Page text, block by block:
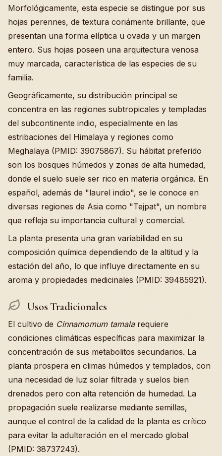
Morfológicamente, esta especie se distingue por sus
hojas perennes, de textura coriámente brillante, que
presentan una forma elíptica u ovada y un margen
entero. Sus hojas poseen una arquitectura venosa
muy marcada, característica de las especies de su
familia.
Geográficamente, su distribución principal se
concentra en las regiones subtropicales y templadas
del subcontinente indio, especialmente en las
estribaciones del Himalaya y regiones como
Meghalaya (PMID: 39075867). Su hábitat preferido
son los bosques húmedos y zonas de alta humedad,
donde el suelo suele ser rico en materia orgánica. En
español, además de "laurel indio", se le conoce en
diversas regiones de Asia como "Tejpat", un nombre
que refleja su importancia cultural y comercial.
La planta presenta una gran variabilidad en su
composición química dependiendo de la altitud y la
estación del año, lo que influye directamente en su
aroma y propiedades medicinales (PMID: 39485921).
Usos Tradicionales
El cultivo de Cinnamomum tamalarequiere
condiciones climáticas específicas para maximizar la
concentración de sus metabolitos secundarios. La
planta prospera en climas húmedos y templados, con
una necesidad de luz solar filtrada y suelos bien
drenados pero con alta retención de humedad. La
propagación suele realizarse mediante semillas,
aunque el control de la calidad de la planta es crítico
para evitar la adulteración en el mercado global
(PMID: 38737243).